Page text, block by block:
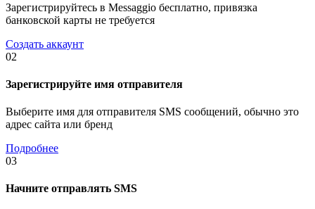
Зарегистрируйтесь в Messaggio бесплатно, привязка
банковской карты не требуется
Создать аккаунт
02
Зарегистрируйте имя отправителя
Выберите имя для отправителя SMS сообщений, обычно это
адрес сайта или бренд
Подробнее
03
Начните отправлять SMS